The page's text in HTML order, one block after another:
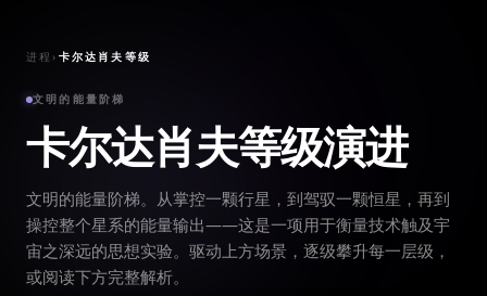
进程 › 卡尔达肖夫等级
文明的能量阶梯
卡尔达肖夫等级演进
文明的能量阶梯。从掌控一颗行星，到驾驭一颗恒星，再到
操控整个星系的能量输出——这是一项用于衡量技术触及宇
宙之深远的思想实验。驱动上方场景，逐级攀升每一层级，
或阅读下方完整解析。